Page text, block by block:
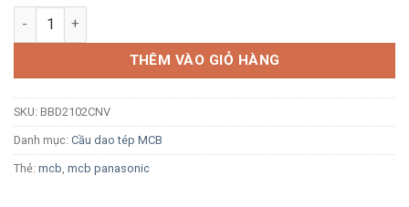
MCB Panasonic BBD2102CNV 2P 10A 6kA số lượng
THÊM VÀO GIỎ HÀNG
SKU: BBD2102CNV
Danh mục: Cầu dao tép MCB
Thẻ: mcb mcb panasonic